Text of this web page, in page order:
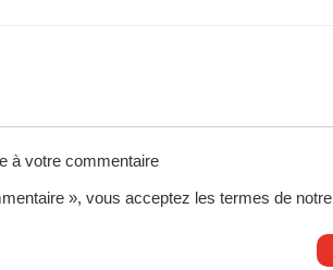
à votre commentaire
», vous acceptez les termes de notre